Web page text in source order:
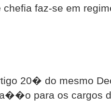
faz-se em
20� do mesmo
para os cargos